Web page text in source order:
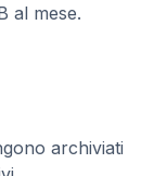
al mese.
archiviati